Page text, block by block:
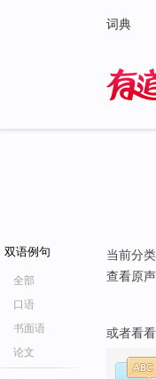
词典
双语例句
全部
口语
书面语
论文
当前分
查看原
或者看